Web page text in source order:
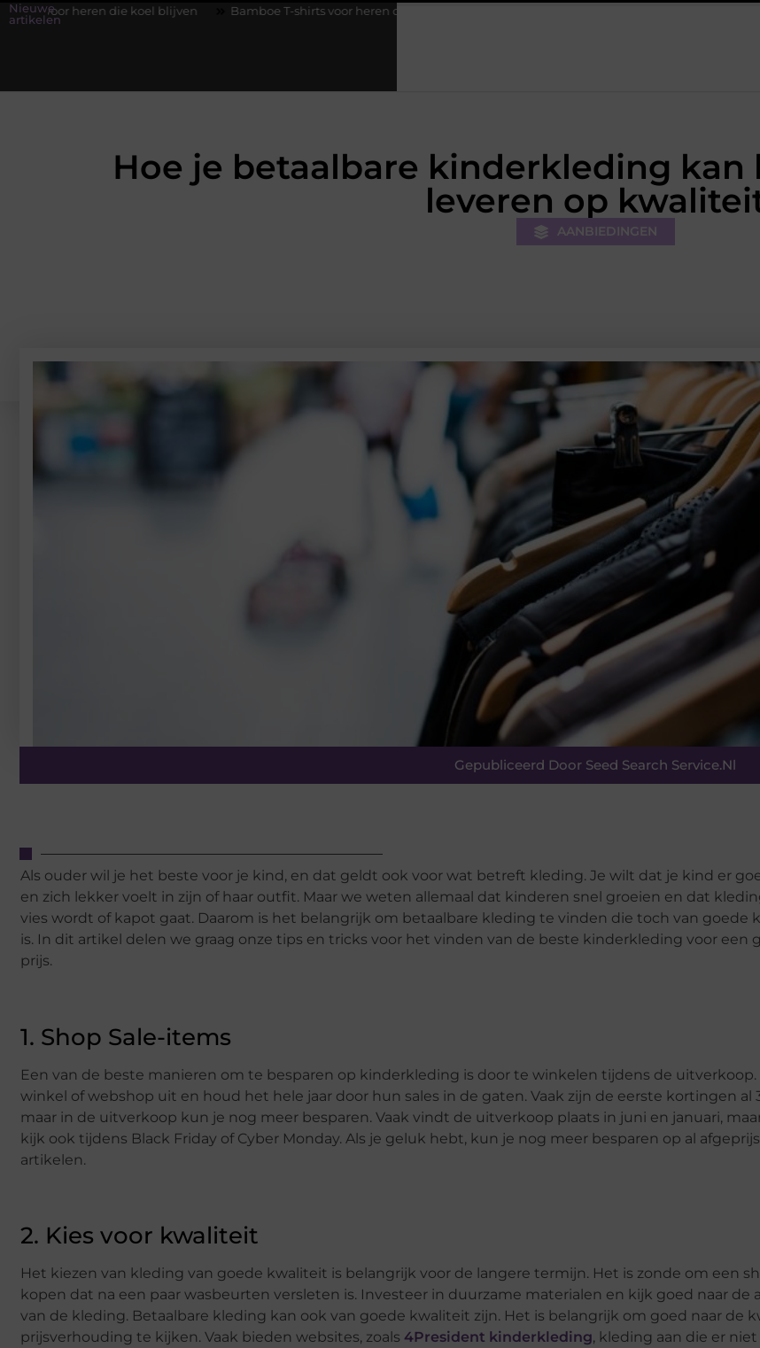
Nieuwe
artikelen
koel blijven Bamboe T-shirts voor heren die koel blijven
Hoe je betaalbare kinderkleding kan
leveren op
AANBIEDINGEN
Gepubliceerd Door Seed Search Service.nl
Als ouder wil je het beste voor je kind, en dat geldt ook voor wat betreft kleding. Je wilt dat je kind er
en zich lekker voelt in zijn of haar outfit. Maar we weten allemaal dat kinderen snel groeien en dat
vies wordt of kapot gaat. Daarom is het belangrijk om betaalbare kleding te vinden die toch van goede
is. In dit artikel delen we graag onze tips en tricks voor het vinden van de beste kinderkleding voor een
prijs.
1. Shop Sale-items
Een van de beste manieren om te besparen op kinderkleding is door te winkelen tijdens de uitverkoop.
winkel of webshop uit en houd het hele jaar door hun sales in de gaten. Vaak zijn de eerste kortingen al
maar in de uitverkoop kun je nog meer besparen. Vaak vindt de uitverkoop plaats in juni en januari,
kijk ook tijdens Black Friday of Cyber Monday. Als je geluk hebt, kun je nog meer besparen op al
artikelen.
2. Kies voor kwaliteit
Het kiezen van kleding van goede kwaliteit is belangrijk voor de langere termijn. Het is zonde om een
kopen dat na een paar wasbeurten versleten is. Investeer in duurzame materialen en kijk goed naar de
van de kleding. Betaalbare kleding kan ook van goede kwaliteit zijn. Het is belangrijk om goed naar de
prijsverhouding te kijken. Vaak bieden websites, zoals 4President kinderkleding, kleding aan die er niet